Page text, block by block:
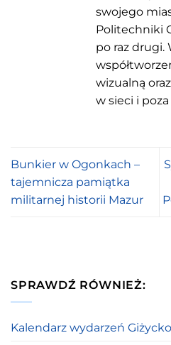
swojego
Politechniki
po raz drugi.
wizualną
w sieci i poza
Bunkier w Ogonkach –
tajemnicza pamiątka
militarnej historii Mazur
SPRAWDŹ RÓWNIEŻ:
Kalendarz wydarzeń Giżycko